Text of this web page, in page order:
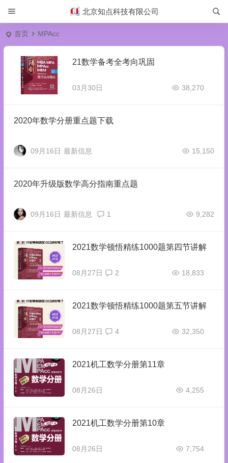
北京知点科技有限公司
首页 MPAcc
21数学备考全考向巩固
03月30日 38,270
2020年数学分册重点题下载
09月16日 最新信息 15,150
2020年升级版数学高分指南重点题
09月16日 最新信息 9,282
1
2021数学顿悟精练1000题第四节讲解
08月27日 18,833
2
2021数学顿悟精练1000题第五节讲解
08月27日 32,350
4
2021机工数学分册第11章
08月26日 4,255
2021机工数学分册第10章
08月26日 7,754